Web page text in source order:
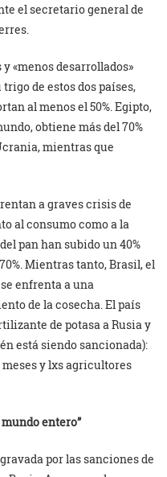
el secretario general de
«menos desarrollados»
de estos dos países,
al menos el 50%. Egipto,
obtiene más del 70%
mientras que
a graves crisis de
al consumo como a la
pan han subido un 40%
Mientras tanto, Brasil, el
enfrenta a una
de la cosecha. El país
de potasa a Rusia y
está siendo sancionada):
y lxs agricultores
entero”
por las sanciones de